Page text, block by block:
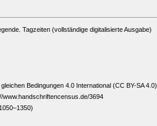
Tagzeiten (vollständige digitalisierte Ausgabe)
Bedingungen 4.0 International (CC BY-SA 4.0)
www.handschriftencensus.de/3694